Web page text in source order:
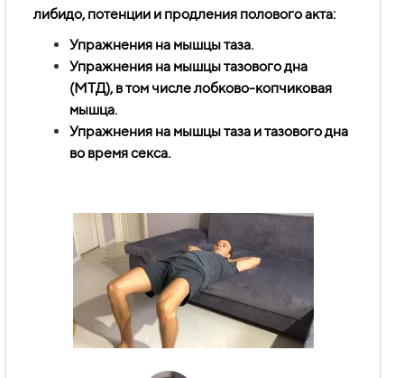
либидо, потенции и продления полового акта:
Упражнения на мышцы таза.
Упражнения на мышцы тазового дна
(МТД), в том числе лобково-копчиковая
мышца.
Упражнения на мышцы таза и тазового дна
во время секса.